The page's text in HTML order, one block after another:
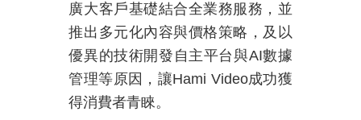
廣大客戶基礎結合全業務服務，並
推出多元化內容與價格策略，及以
優異的技術開發自主平台與AI數據
管理等原因，讓Hami Video成功獲
得消費者青睞。